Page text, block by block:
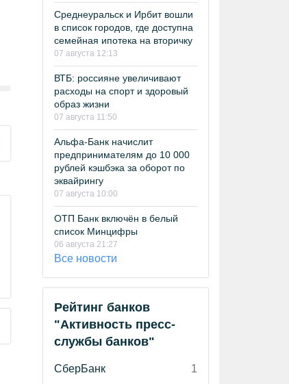
Среднеуральск и Ирбит вошли
в список городов, где доступна
семейная ипотека на вторичку
07 августа 12:13
ВТБ: россияне увеличивают
расходы на спорт и здоровый
образ жизни
07 августа 11:50
Альфа-Банк начислит
предпринимателям до 10 000
рублей кэшбэка за оборот по
эквайрингу
07 августа 10:00
ОТП Банк включён в белый
список Минцифры
06 августа 21:27
Все новости
Рейтинг банков
"Активность пресс-
службы банков"
СберБанк
1